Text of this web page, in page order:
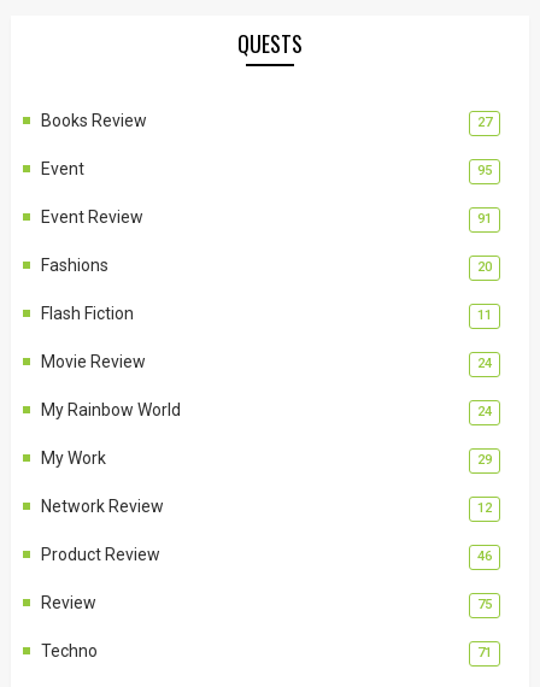
QUESTS
Books Review 27
Event 95
Event Review 91
Fashions 20
Flash Fiction 11
Movie Review 24
My Rainbow World 24
My Work 29
Network Review 12
Product Review 46
Review 75
Techno 71